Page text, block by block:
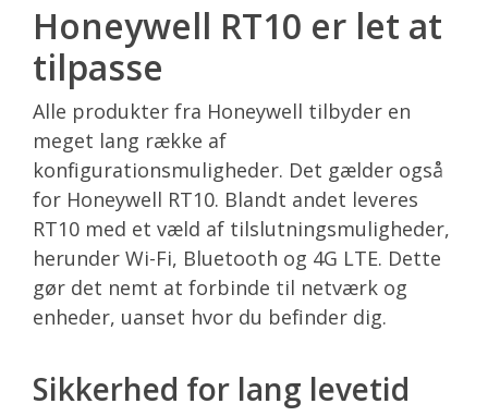
Honeywell RT10 er let at
tilpasse
Alle produkter fra Honeywell tilbyder en
meget lang række af
konfigurationsmuligheder. Det gælder også
for Honeywell RT10. Blandt andet leveres
RT10 med et væld af tilslutningsmuligheder,
herunder Wi-Fi, Bluetooth og 4G LTE. Dette
gør det nemt at forbinde til netværk og
enheder, uanset hvor du befinder dig.
Sikkerhed for lang levetid